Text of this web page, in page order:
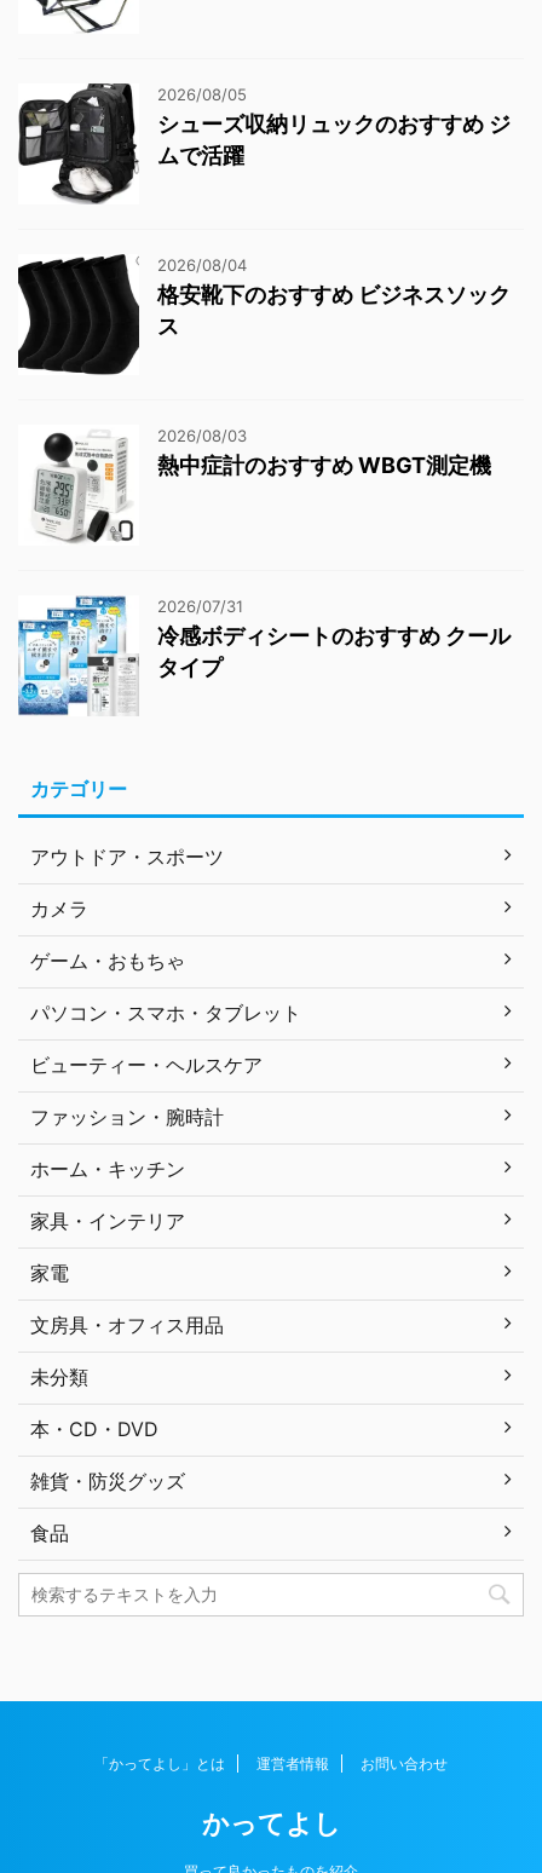
2026/08/05
シューズ収納リュックのおすすめ ジ
ムで活躍
2026/08/04
格安靴下のおすすめ ビジネスソック
ス
2026/08/03
熱中症計のおすすめ WBGT測定機
2026/07/31
冷感ボディシートのおすすめ クール
タイプ
カテゴリー
アウトドア・スポーツ
カメラ
ゲーム・おもちゃ
パソコン・スマホ・タブレット
ビューティー・ヘルスケア
ファッション・腕時計
ホーム・キッチン
家具・インテリア
家電
文房具・オフィス用品
未分類
本・CD・DVD
雑貨・防災グッズ
食品
「かってよし」とは 運営者情報 お問い合わせ
かってよし